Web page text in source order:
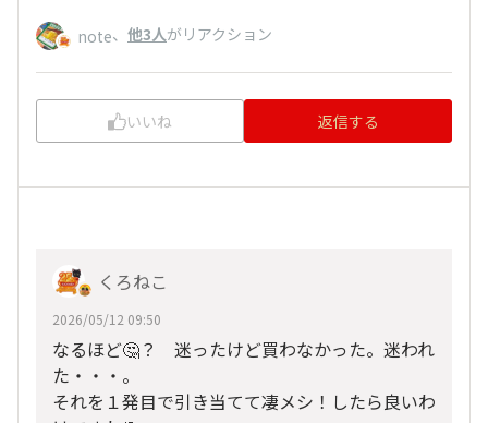
note、 他3人がリアクション
いいね 返信する
くろねこ
2026/05/12 09:50
なるほど🤔？ 迷ったけど買わなかった。迷われ
た・・・。
それを１発目で引き当てて凄メシ！したら良いわ